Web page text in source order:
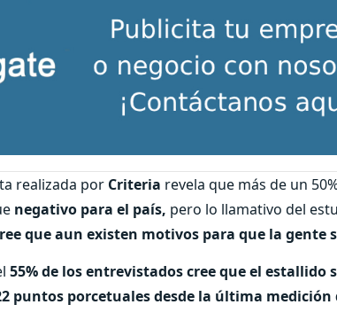
realizada por Criteria revela que más de un
negativo para el país, pero lo llamativo del
que aun existen motivos para que la gente
55% de los entrevistados cree que el estallido
puntos porcetuales desde la última medición